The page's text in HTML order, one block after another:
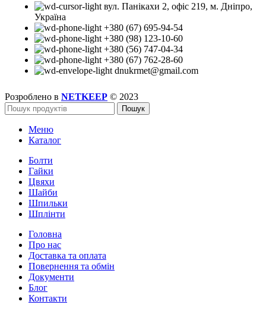
вул. Панікахи 2, офіс 219, м. Дніпро,
Україна
+380 (67) 695-94-54
+380 (98) 123-10-60
+380 (56) 747-04-34
+380 (67) 762-28-60
dnukrmet@gmail.com
Розроблено в NETKEEP © 2023
Пошук
Меню
Каталог
Болти
Гайки
Цвяхи
Шайби
Шпильки
Шплінти
Головна
Про нас
Доставка та оплата
Повернення та обмін
Документи
Блог
Контакти